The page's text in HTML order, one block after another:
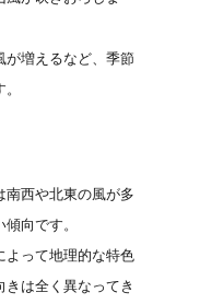
が増えるなど、季節
南西や北東の風が多
向です。
よって地理的な特色
は全く異なってき